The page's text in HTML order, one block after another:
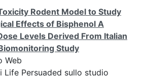
Rodent Model to Study
Effects of Bisphenol A
Levels Derived From Italian
Study
Web
Life Persuaded sullo studio